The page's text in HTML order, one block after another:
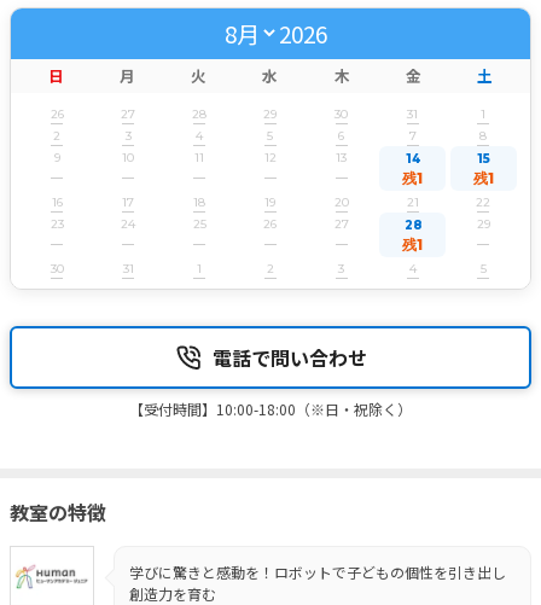
2026
日 月 火 水 木 金 土
26 27 28 29 30 31
1
2
3 4 5 6 7
8
9
10 11 12 13 14
残1
15
残1
16 17 18 19 20 21
22
23
24 25 26 27 28
残1
29
30 31 1 2 3 4 5
電話で問い合わせ
【受付時間】10:00-18:00（※日・祝除く）
教室の特徴
学びに驚きと感動を！ロボットで子どもの個性を引き出し
創造力を育む